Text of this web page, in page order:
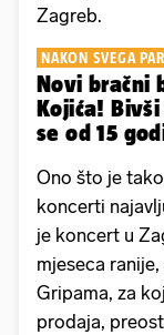
Zagreb.
NAKON SVEGA
Novi bračni
Kojića!
se od 15
Ono što je
koncerti
je koncert u
mjeseca
Gripama, za
prodaja,